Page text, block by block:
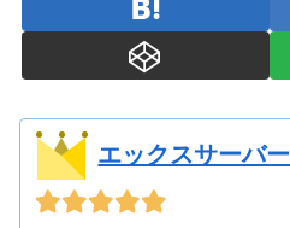
エックスサーバー